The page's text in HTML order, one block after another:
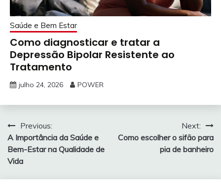
Saúde e Bem Estar
Como diagnosticar e tratar a
Depressão Bipolar Resistente ao
Tratamento
julho 24, 2026 POWER
Navegação
de
Post
Previous:
A Importância da Saúde e
Bem-Estar na Qualidade de
Vida
Next:
Como escolher o sifão para
pia de banheiro